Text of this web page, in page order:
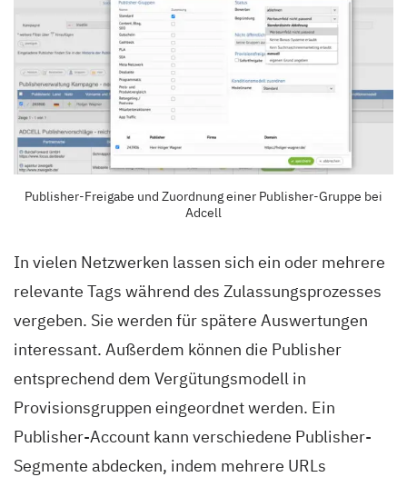
Publisher-Freigabe und Zuordnung einer Publisher-Gruppe bei
Adcell
In vielen Netzwerken lassen sich ein oder mehrere
relevante Tags während des Zulassungsprozesses
vergeben. Sie werden für spätere Auswertungen
interessant. Außerdem können die Publisher
entsprechend dem Vergütungsmodell in
Provisionsgruppen eingeordnet werden. Ein
Publisher-Account kann verschiedene Publisher-
Segmente abdecken, indem mehrere URLs